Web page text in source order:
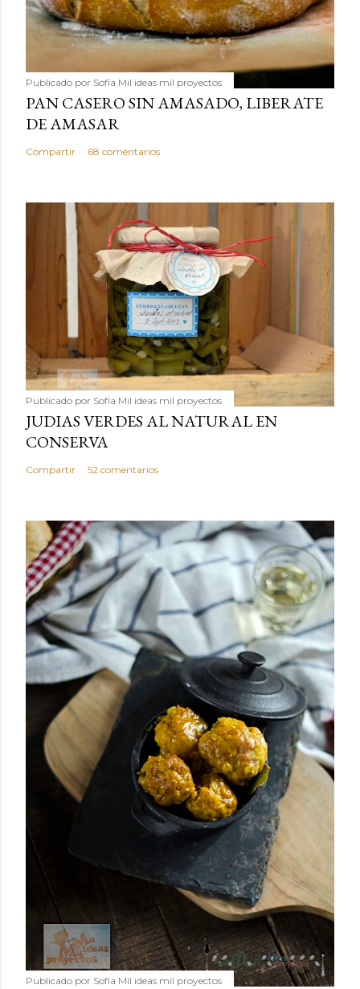
Publicado por Sofía Mil ideas mil proyectos
PAN CASERO SIN AMASADO, LIBERATE
DE AMASAR
Compartir 68 comentarios
Publicado por Sofía Mil ideas mil proyectos
JUDIAS VERDES AL NATURAL EN
CONSERVA
Compartir 52 comentarios
Publicado por Sofía Mil ideas mil proyectos